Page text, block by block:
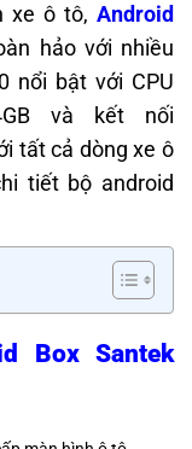
xe ô tô, Android
hảo với nhiều
nổi bật với CPU
và kết nối
tất cả dòng xe ô
tiết bộ android
Box Santek